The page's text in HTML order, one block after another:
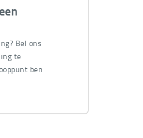
Bel ons
te
ben